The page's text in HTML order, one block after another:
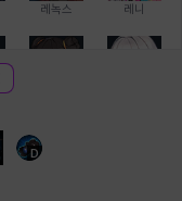
레녹스 레니
D